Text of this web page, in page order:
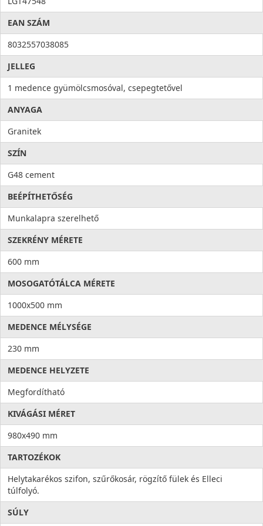
konyhába. Az antibakteriális rendszert alkotó ezüst ionok
100%-os antibakteriális védelmet nyújtanak.
EAN SZÁM
8032557038085
JELLEG
1 medence gyümölcsmosóval, csepegtetővel
ANYAGA
Granitek
SZÍN
G48 cement
BEÉPÍTHETŐSÉG
Munkalapra szerelhető
SZEKRÉNY MÉRETE
600 mm
MOSOGATÓTÁLCA MÉRETE
1000x500 mm
MEDENCE MÉLYSÉGE
230 mm
MEDENCE HELYZETE
Megfordítható
KIVÁGÁSI MÉRET
980x490 mm
TARTOZÉKOK
Helytakarékos szifon, szűrőkosár, rögzítő fülek és Elleci
túlfolyó.
SÚLY